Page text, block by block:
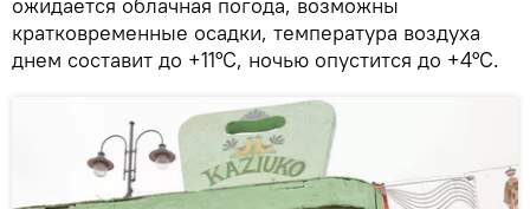
кратковременные осадки, температура воздуха
днем составит до +11°С, ночью опустится до +4°С.